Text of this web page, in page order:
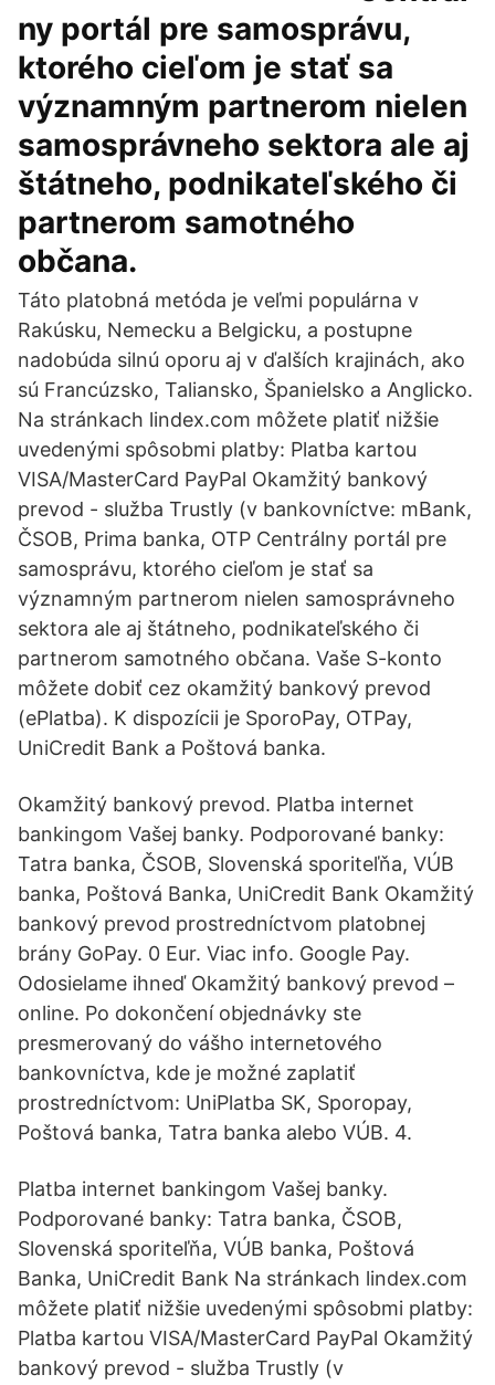
ny portál pre samosprávu,
ktorého cieľom je stať sa
významným partnerom nielen
samosprávneho sektora ale aj
štátneho, podnikateľského či
partnerom samotného
občana.
Táto platobná metóda je veľmi populárna v
Rakúsku, Nemecku a Belgicku, a postupne
nadobúda silnú oporu aj v ďalších krajinách, ako
sú Francúzsko, Taliansko, Španielsko a Anglicko.
Na stránkach lindex.com môžete platiť nižšie
uvedenými spôsobmi platby: Platba kartou
VISA/MasterCard PayPal Okamžitý bankový
prevod - služba Trustly (v bankovníctve: mBank,
ČSOB, Prima banka, OTP Centrálny portál pre
samosprávu, ktorého cieľom je stať sa
významným partnerom nielen samosprávneho
sektora ale aj štátneho, podnikateľského či
partnerom samotného občana. Vaše S-konto
môžete dobiť cez okamžitý bankový prevod
(ePlatba). K dispozícii je SporoPay, OTPay,
UniCredit Bank a Poštová banka.
Okamžitý bankový prevod. Platba internet
bankingom Vašej banky. Podporované banky:
Tatra banka, ČSOB, Slovenská sporiteľňa, VÚB
banka, Poštová Banka‎, UniCredit Bank Okamžitý
bankový prevod prostredníctvom platobnej
brány GoPay. 0 Eur. Viac info. Google Pay.
Odosielame ihneď Okamžitý bankový prevod –
online. Po dokončení objednávky ste
presmerovaný do vášho internetového
bankovníctva, kde je možné zaplatiť
prostredníctvom: UniPlatba SK, Sporopay,
Poštová banka, Tatra banka alebo VÚB. 4.
Platba internet bankingom Vašej banky.
Podporované banky: Tatra banka, ČSOB,
Slovenská sporiteľňa, VÚB banka, Poštová
Banka‎, UniCredit Bank Na stránkach lindex.com
môžete platiť nižšie uvedenými spôsobmi platby:
Platba kartou VISA/MasterCard PayPal Okamžitý
bankový prevod - služba Trustly (v